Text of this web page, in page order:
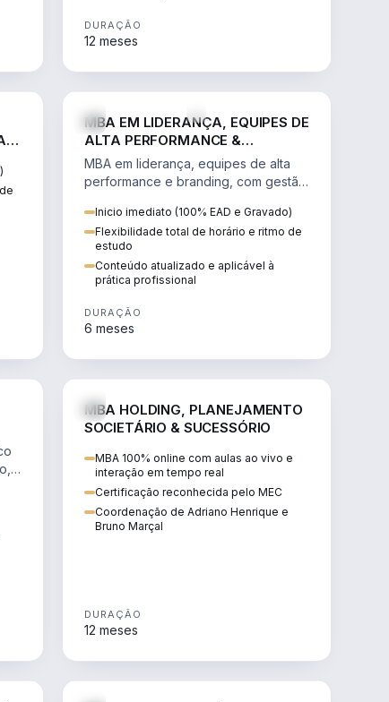
DURAÇÃO
12 meses
MBA EM LIDERANÇA, EQUIPES DE
ALTA PERFORMANCE &
BRANDING
MBA em liderança, equipes de alta
performance e branding, com gestão
e comunicação persuasiva.
Inicio imediato (100% EAD e Gravado)
Flexibilidade total de horário e ritmo de
estudo
Conteúdo atualizado e aplicável à
prática profissional
DURAÇÃO
6 meses
MBA HOLDING, PLANEJAMENTO
SOCIETÁRIO & SUCESSÓRIO
MBA 100% online com aulas ao vivo e
interação em tempo real
Certificação reconhecida pelo MEC
Coordenação de Adriano Henrique e
Bruno Marçal
DURAÇÃO
12 meses